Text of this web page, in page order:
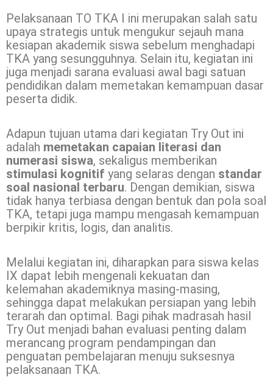
Pelaksanaan TO TKA I ini merupakan salah satu
upaya strategis untuk mengukur sejauh mana
kesiapan akademik siswa sebelum menghadapi
TKA yang sesungguhnya. Selain itu, kegiatan ini
juga menjadi sarana evaluasi awal bagi satuan
pendidikan dalam memetakan kemampuan dasar
peserta didik.
Adapun tujuan utama dari kegiatan Try Out ini
adalah memetakan capaian literasi dan
numerasi siswa, sekaligus memberikan
stimulasi kognitif yang selaras dengan standar
soal nasional terbaru. Dengan demikian, siswa
tidak hanya terbiasa dengan bentuk dan pola soal
TKA, tetapi juga mampu mengasah kemampuan
berpikir kritis, logis, dan analitis.
Melalui kegiatan ini, diharapkan para siswa kelas
IX dapat lebih mengenali kekuatan dan
kelemahan akademiknya masing-masing,
sehingga dapat melakukan persiapan yang lebih
terarah dan optimal. Bagi pihak madrasah hasil
Try Out menjadi bahan evaluasi penting dalam
merancang program pendampingan dan
penguatan pembelajaran menuju suksesnya
pelaksanaan TKA.